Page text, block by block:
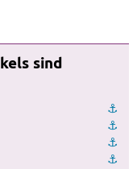
sind
⚓︎
⚓︎
⚓︎
⚓︎